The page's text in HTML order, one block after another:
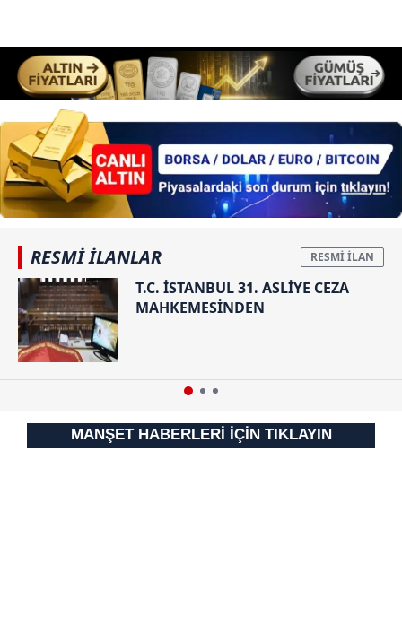
RESMİ İLANLAR
T.C. İSTANBUL 31. ASLİYE CEZA
MAHKEMESİNDEN
MANŞET HABERLERİ İÇİN TIKLAYIN